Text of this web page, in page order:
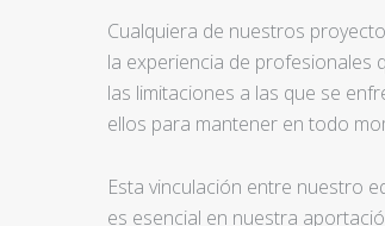
Cualquiera de nuestros
la experiencia de profesionales
las limitaciones a las que se
ellos para mantener en todo
Esta vinculación entre nuestro
es esencial en nuestra